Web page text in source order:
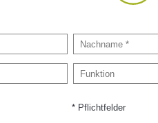
* Pflichtfelder